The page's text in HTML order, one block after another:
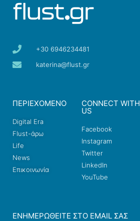
+30 6946234481
katerina@flust.gr
ΠΕΡΙΕΧΟΜΕΝΟ
Digital Era
Flust-άρω
Life
News
Επικοινωνία
CONNECT WITH
US
Facebook
Instagram
Twitter
LinkedIn
YouTube
ΕΝΗΜΕΡΩΘΕΊΤΕ ΣΤΟ EMAIL ΣΑΣ